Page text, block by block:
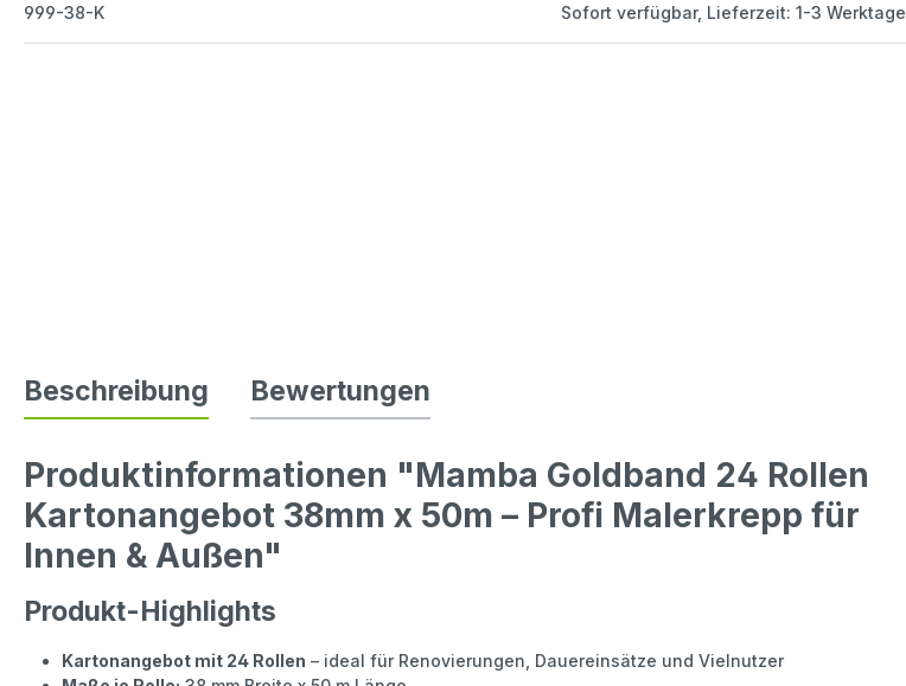
999-38-K Sofort verfügbar, Lieferzeit: 1-3 Werktage
Beschreibung Bewertungen
Produktinformationen "Mamba Goldband 24 Rollen
Kartonangebot 38mm x 50m – Profi Malerkrepp für
Innen & Außen"
Produkt-Highlights
Kartonangebot mit 24 Rollen – ideal für Renovierungen, Dauereinsätze und Vielnutzer